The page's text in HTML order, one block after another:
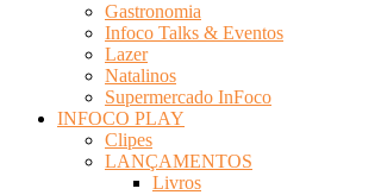
Gastronomia
Infoco Talks & Eventos
Lazer
Natalinos
Supermercado InFoco
INFOCO PLAY
Clipes
LANÇAMENTOS
Livros